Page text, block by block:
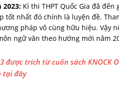
Kì thi THPT Quốc Gia đã đến
tốt nhất đó chính là luyện đề.
pháp vô cùng hữu hiệu. Vậy
ngữ văn theo hướng mới năm
được trích từ cuốn sách KNOCK
tại đây